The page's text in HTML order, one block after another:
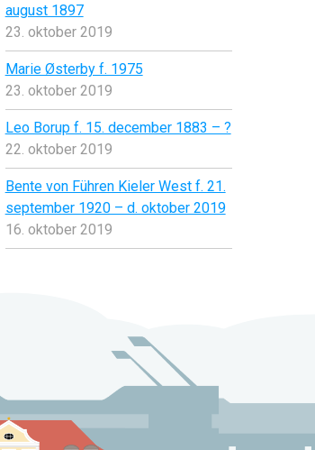
august 1897
23. oktober 2019
Marie Østerby f. 1975
23. oktober 2019
Leo Borup f. 15. december 1883 – ?
22. oktober 2019
Bente von Führen Kieler West f. 21.
september 1920 – d. oktober 2019
16. oktober 2019